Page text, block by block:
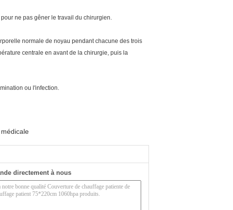
ne pas gêner le travail du chirurgien.
normale de noyau pendant chacune des trois
centrale en avant de la chirurgie, puis la
ou l'infection.
directement à nous